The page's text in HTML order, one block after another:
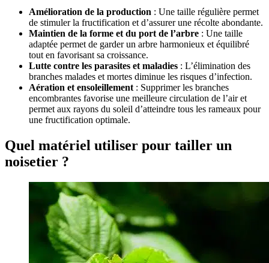
Amélioration de la production : Une taille régulière permet
de stimuler la fructification et d’assurer une récolte abondante.
Maintien de la forme et du port de l’arbre : Une taille
adaptée permet de garder un arbre harmonieux et équilibré
tout en favorisant sa croissance.
Lutte contre les parasites et maladies : L’élimination des
branches malades et mortes diminue les risques d’infection.
Aération et ensoleillement : Supprimer les branches
encombrantes favorise une meilleure circulation de l’air et
permet aux rayons du soleil d’atteindre tous les rameaux pour
une fructification optimale.
Quel matériel utiliser pour tailler un
noisetier ?